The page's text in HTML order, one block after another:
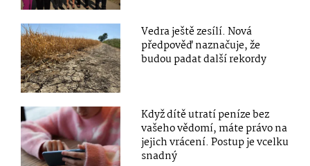
Vedra ještě zesílí. Nová
předpověď naznačuje, že
budou padat další rekordy
Když dítě utratí peníze bez
vašeho vědomí, máte právo na
jejich vrácení. Postup je vcelku
snadný